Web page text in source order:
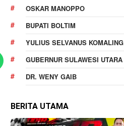
OSKAR MANOPPO
BUPATI BOLTIM
YULIUS SELVANUS KOMALING
GUBERNUR SULAWESI UTARA
DR. WENY GAIB
BERITA UTAMA